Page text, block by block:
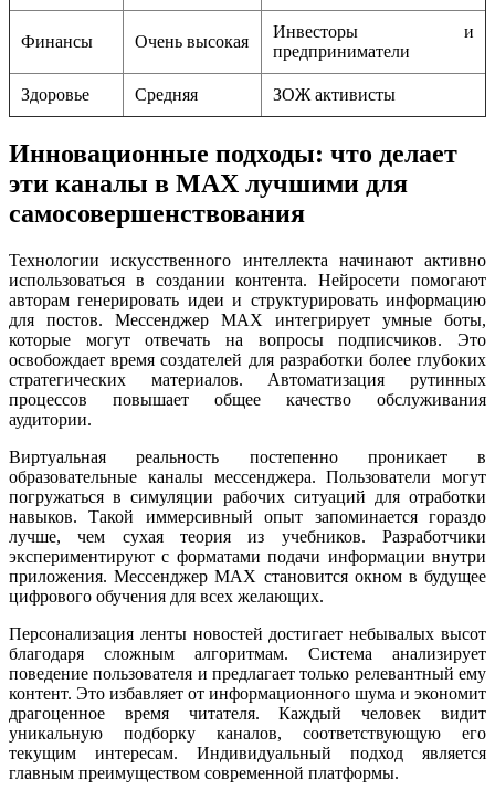
Финансы Очень высокая
Инвесторы и
предприниматели
Здоровье Средняя ЗОЖ активисты
Инновационные подходы: что делает
эти каналы в MAX лучшими для
самосовершенствования
Технологии искусственного интеллекта начинают активно
использоваться в создании контента. Нейросети помогают
авторам генерировать идеи и структурировать информацию
для постов. Мессенджер MAX интегрирует умные боты,
которые могут отвечать на вопросы подписчиков. Это
освобождает время создателей для разработки более глубоких
стратегических материалов. Автоматизация рутинных
процессов повышает общее качество обслуживания
аудитории.
Виртуальная реальность постепенно проникает в
образовательные каналы мессенджера. Пользователи могут
погружаться в симуляции рабочих ситуаций для отработки
навыков. Такой иммерсивный опыт запоминается гораздо
лучше, чем сухая теория из учебников. Разработчики
экспериментируют с форматами подачи информации внутри
приложения. Мессенджер MAX становится окном в будущее
цифрового обучения для всех желающих.
Персонализация ленты новостей достигает небывалых высот
благодаря сложным алгоритмам. Система анализирует
поведение пользователя и предлагает только релевантный ему
контент. Это избавляет от информационного шума и экономит
драгоценное время читателя. Каждый человек видит
уникальную подборку каналов, соответствующую его
текущим интересам. Индивидуальный подход является
главным преимуществом современной платформы.